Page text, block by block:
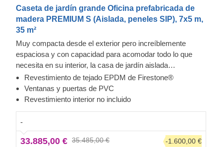
Caseta de jardín grande Oficina prefabricada de
madera PREMIUM S (Aislada, peneles SIP), 7x5 m,
35 m²
Muy compacta desde el exterior pero increíblemente
espaciosa y con capacidad para acomodar todo lo que
necesita en su interior, la casa de jardín aislada
contemporánea PREMIUM S se convertirá rápidamente
en lo más destacado de su día. Es ideal no solo para
cuando necesita soledad, sino también para usarse como
trabajar, hacer ejercicio o realizar cualquier actividad de
manera más eficiente y productiva.
Ten en cuenta que
Revestimiento de tejado EPDM de Firestone®
Ventanas y puertas de PVC
Revestimiento interior no incluido
-
33.885,00 € 35.485,00 € -1.600,00 €